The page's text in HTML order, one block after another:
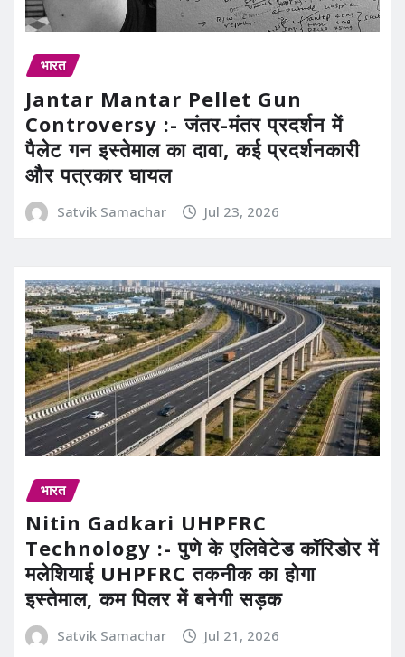
भारत
Jantar Mantar Pellet Gun
Controversy :- जंतर-मंतर प्रदर्शन में
पैलेट गन इस्तेमाल का दावा, कई प्रदर्शनकारी
और पत्रकार घायल
Satvik Samachar Jul 23, 2026
भारत
Nitin Gadkari UHPFRC
Technology :- पुणे के एलिवेटेड कॉरिडोर में
मलेशियाई UHPFRC तकनीक का होगा
इस्तेमाल, कम पिलर में बनेगी सड़क
Satvik Samachar Jul 21, 2026